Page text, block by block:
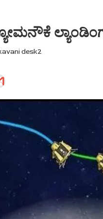
desk2